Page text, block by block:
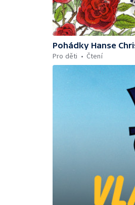
Pohádky Hanse
Pro děti
Čtení